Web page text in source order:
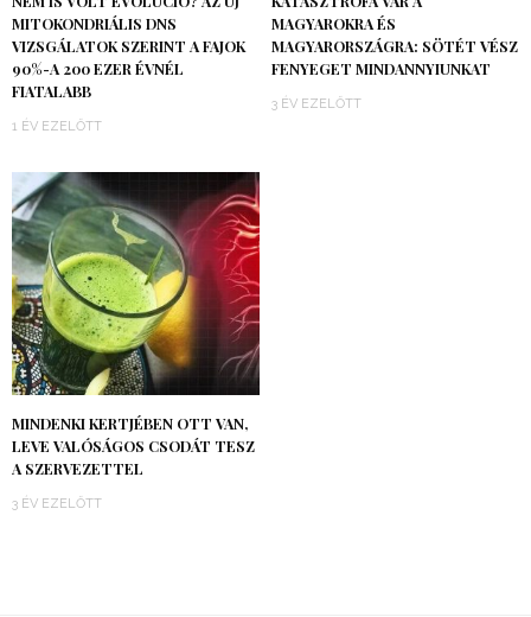
MITOKONDRIÁLIS DNS
VIZSGÁLATOK SZERINT A FAJOK
90%-A 200 EZER ÉVNÉL
FIATALABB
1 ÉV EZELŐTT
MAGYAROKRA ÉS
MAGYARORSZÁGRA: SÖTÉT VÉSZ
FENYEGET MINDANNYIUNKAT
3 ÉV EZELŐTT
MINDENKI KERTJÉBEN OTT VAN,
LEVE VALÓSÁGOS CSODÁT TESZ
A SZERVEZETTEL
3 ÉV EZELŐTT